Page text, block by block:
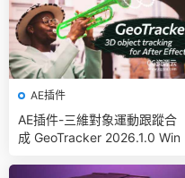
AE插件
AE插件-三維對象運動跟蹤合
成 GeoTracker 2026.1.0 Win